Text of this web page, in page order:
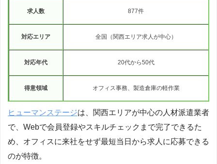
求人数 877件
対応エリア 全国（関西エリア求人が中心）
対応年代 20代から50代
得意領域 オフィス事務、製造倉庫の軽作業
ヒューマンステージは、関西エリアが中心の人材派遣業者
で、Webで会員登録やスキルチェックまで完了できるた
め、オフィスに来社をせず最短当日から求人に応募できる
のが特徴。